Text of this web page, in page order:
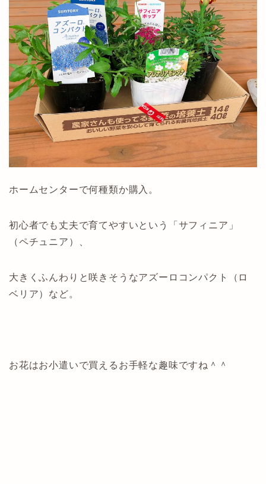
ホームセンターで何種類か購入。
初心者でも丈夫で育てやすいという「サフィニア」
（ペチュニア）、
大きくふんわりと咲きそうなアズーロコンパクト（ロ
ベリア）など。
お花はお小遣いで買えるお手軽な趣味ですね＾＾